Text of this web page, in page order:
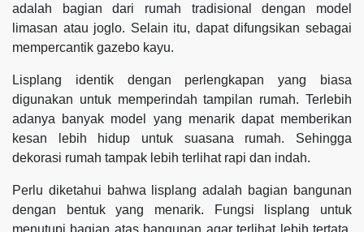
adalah bagian dari rumah tradisional dengan model
limasan atau joglo. Selain itu, dapat difungsikan sebagai
mempercantik gazebo kayu.
Lisplang identik dengan perlengkapan yang biasa
digunakan untuk memperindah tampilan rumah. Terlebih
adanya banyak model yang menarik dapat memberikan
kesan lebih hidup untuk suasana rumah. Sehingga
dekorasi rumah tampak lebih terlihat rapi dan indah.
Perlu diketahui bahwa lisplang adalah bagian bangunan
dengan bentuk yang menarik. Fungsi lisplang untuk
menutupi bagian atas bangunan agar terlihat lebih tertata.